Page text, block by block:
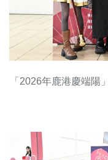
「2026年鹿港慶端陽